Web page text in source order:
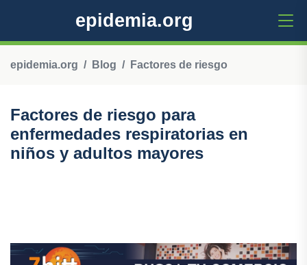
epidemia.org
epidemia.org Blog Factores de riesgo
Factores de riesgo para
enfermedades respiratorias en
niños y adultos mayores